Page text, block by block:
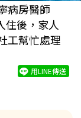
病房醫師
住後，家人
工幫忙處理
用LINE傳送